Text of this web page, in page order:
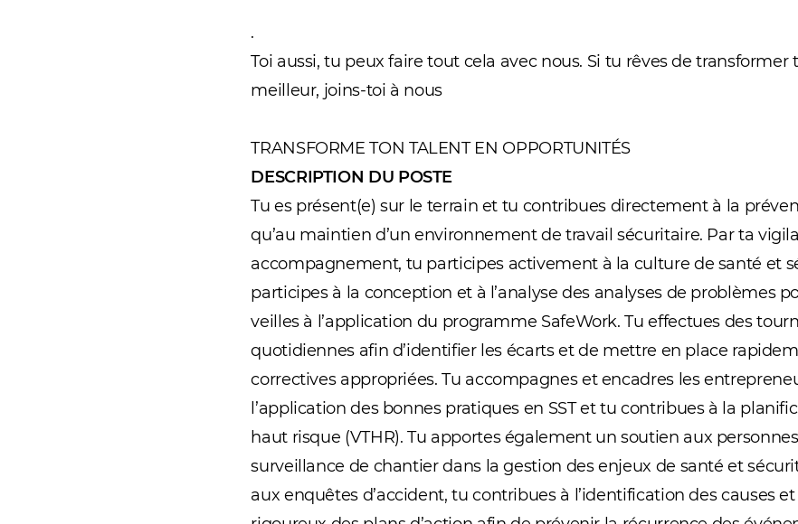
.
Toi aussi, tu peux faire tout cela avec nous. Si tu rêves de
meilleur, joins-toi à nous
TRANSFORME TON TALENT EN OPPORTUNITÉS
DESCRIPTION DU POSTE
Tu es présent(e) sur le terrain et tu contribues directement à la
qu’au maintien d’un environnement de travail sécuritaire. Par ta
accompagnement, tu participes activement à la culture de santé et
participes à la conception et à l’analyse des analyses de problèmes
veilles à l’application du programme SafeWork. Tu effectues des
quotidiennes afin d’identifier les écarts et de mettre en place
correctives appropriées. Tu accompagnes et encadres les
l’application des bonnes pratiques en SST et tu contribues à la
haut risque (VTHR). Tu apportes également un soutien aux
surveillance de chantier dans la gestion des enjeux de santé et
aux enquêtes d’accident, tu contribues à l’identification des causes